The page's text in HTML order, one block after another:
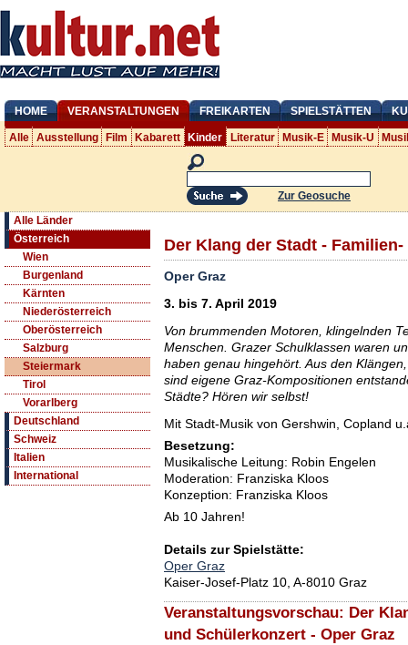
HOME VERANSTALTUNGEN FREIKARTEN SPIELSTÄTTEN
Alle Ausstellung Film Kabarett Kinder Literatur Musik-E Musik-U
Zur Geosuche
Alle Länder
Österreich
Wien
Burgenland
Kärnten
Niederösterreich
Oberösterreich
Salzburg
Steiermark
Tirol
Vorarlberg
Deutschland
Schweiz
Italien
International
Der Klang der Stadt -
Oper Graz
3. bis 7. April 2019
Von brummenden Motoren, klingelnden
Menschen. Grazer Schulklassen waren
haben genau hingehört. Aus den
sind eigene Graz-Kompositionen
Städte? Hören wir selbst!
Mit Stadt-Musik von Gershwin, Copland
Besetzung:
Musikalische Leitung: Robin Engelen
Moderation: Franziska Kloos
Konzeption: Franziska Kloos
Ab 10 Jahren!
Details zur Spielstätte:
Oper Graz
Kaiser-Josef-Platz 10, A-8010 Graz
Veranstaltungsvorschau: Der
und Schülerkonzert - Oper Graz